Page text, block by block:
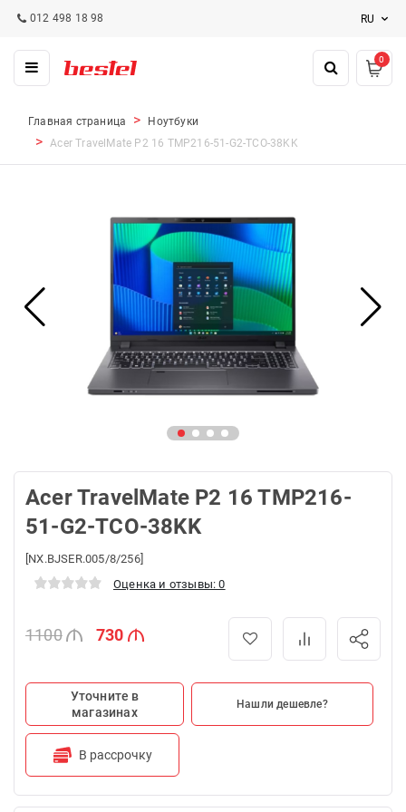
012 498 18 98 RU
0
Главная страница
Ноутбуки
Acer TravelMate P2 16 TMP216-51-G2-TCO-38KK
Acer TravelMate P2 16 TMP216-
51-G2-TCO-38KK
[NX.BJSER.005/8/256]
Оценка и отзывы: 0
1100 730
Уточните в
магазинах
Нашли дешевле?
В рассрочку